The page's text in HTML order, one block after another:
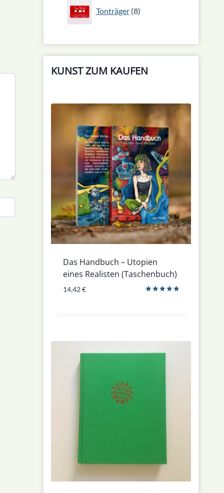
Tonträger 8
8
Produkte
KUNST ZUM KAUFEN
Das Handbuch – Utopien
eines Realisten (Taschenbuch)
14,42€